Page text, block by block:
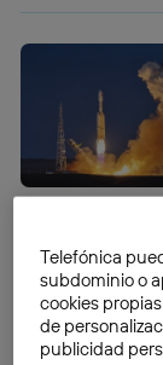
Telefónica
subdominio o
cookies
de
publicidad